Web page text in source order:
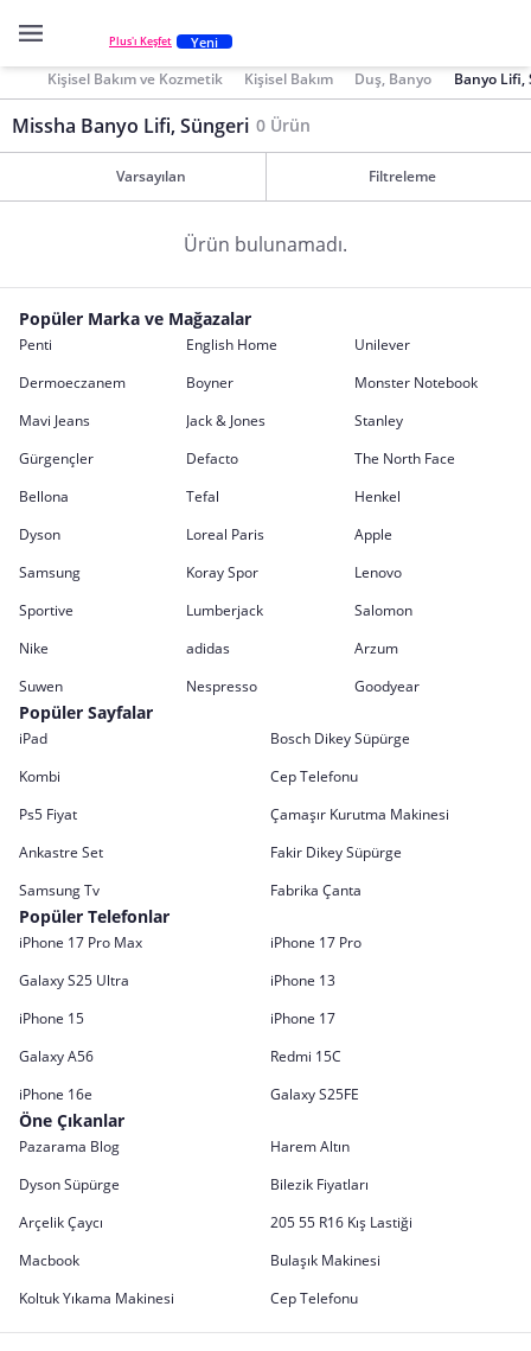
Plus'ı Keşfet Yeni
Kişisel Bakım ve Kozmetik Kişisel Bakım Duş, Banyo Banyo Lifi,
Missha Banyo Lifi, Süngeri 0 Ürün
Varsayılan Filtreleme
Ürün bulunamadı.
Popüler Marka ve Mağazalar
Penti English Home
Unilever
Dermoeczanem
Boyner
Monster Notebook
Mavi Jeans
Jack & Jones
Stanley
Gürgençler
Defacto
The North Face
Bellona
Tefal
Henkel
Dyson
Loreal Paris
Apple
Samsung
Koray Spor
Lenovo
Sportive
Lumberjack
Salomon
Nike
adidas
Arzum
Suwen
Nespresso Goodyear
Popüler Sayfalar
iPad
Bosch Dikey Süpürge
Kombi
Cep Telefonu
Ps5 Fiyat
Çamaşır Kurutma Makinesi
Ankastre Set
Fakir Dikey Süpürge
Samsung Tv
Fabrika Çanta
Popüler Telefonlar
iPhone 17 Pro Max
iPhone 17 Pro
Galaxy S25 Ultra
iPhone 13
iPhone 15
iPhone 17
Galaxy A56
Redmi 15C
iPhone 16e
Galaxy S25FE
Öne Çıkanlar
Pazarama Blog
Harem Altın
Dyson Süpürge
Bilezik Fiyatları
Arçelik Çaycı
205 55 R16 Kış Lastiği
Macbook
Bulaşık Makinesi
Koltuk Yıkama Makinesi
Cep Telefonu